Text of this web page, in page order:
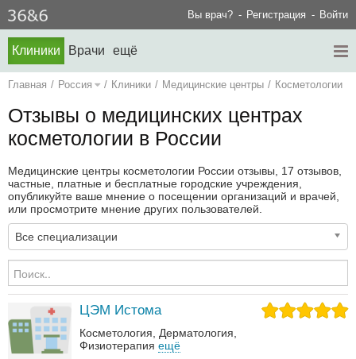
Вы врач? Регистрация Войти
Клиники Врачи ещё
Главная / Россия / Клиники / Медицинские центры / Косметологии
Отзывы о медицинских центрах
косметологии в России
Медицинские центры косметологии России отзывы, 17 отзывов,
частные, платные и бесплатные городские учреждения,
опубликуйте ваше мнение о посещении организаций и врачей,
или просмотрите мнение других пользователей.
Все специализации
ЦЭМ Истома
Косметология
Дерматология‎
Физиотерапия ещё